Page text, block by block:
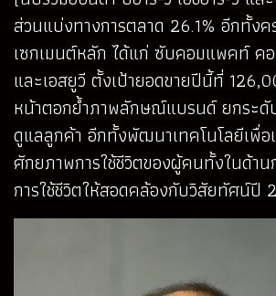
ส่วนแบ่งทางการตลาด 26.1% อีกทั้ง
เซกเมนต์หลัก ได้แก่ ซับคอมแพคท์
และเอสยูวี ตั้งเป้ายอดขายปีนี้ที่
หน้าตอกย้ำภาพลักษณ์แบรนด์ ยกระดั
ดูแลลูกค้า อีกทั้งพัฒนาเทคโนโลยีเพื่อ
ศักยภาพการใช้ชีวิตของผู้คนทั้งในด้าน
การใช้ชีวิตให้สอดคล้องกับวิสัยทัศน์ปี